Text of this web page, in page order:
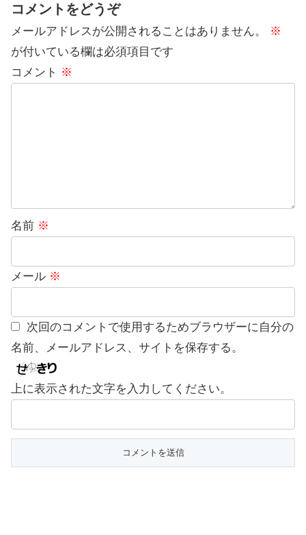
コメントをどうぞ
メールアドレスが公開されることはありません。
※
が付いている欄は必須項目です
コメント ※
名前 ※
メール ※
次回のコメントで使用するためブラウザーに自分の
名前、メールアドレス、サイトを保存する。
上に表示された文字を入力してください。